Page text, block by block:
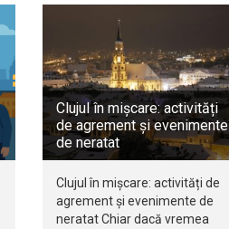
Clujul în mișcare: activități
de agrement și evenimente
de neratat
Clujul în mișcare: activități de
agrement și evenimente de
neratat Chiar dacă vremea